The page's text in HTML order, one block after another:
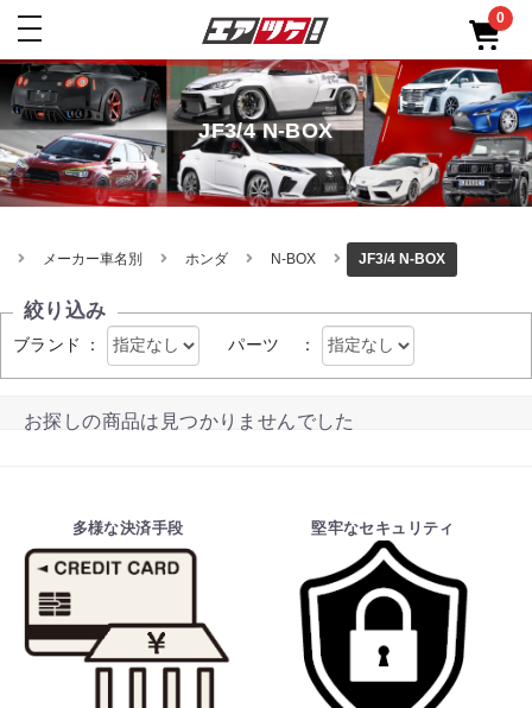
toggle
0
JF3/4 N-BOX
メーカー車名別 ホンダ N-BOX JF3/4 N-BOX
絞り込み
ブランド ： パーツ ：
お探しの商品は見つかりませんでした
多様な決済手段 堅牢なセキュリティ